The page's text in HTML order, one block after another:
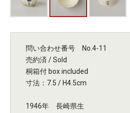
問い合わせ番号 No.4-11
売約済 / Sold
桐箱付 box included
寸法：7.5 / H4.5cm
1946年 長崎県生